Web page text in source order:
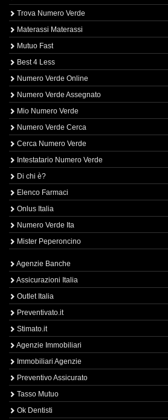
Trova Numero Verde
Materassi Materassi
Mutuo Fast
Best 4 Less
Numero Verde Online
Numero Verde Assegnato
Mio Numero Verde
Numero Verde Cerca
Cerca Numero Verde
Intestatario Numero Verde
Di chi è?
Elenco Farmaci
Onlus Italia
Numero Verde Ita
Mister Peperoncino
Agenzie Banche
Assicurazioni Italia
Outlet Italia
Preventivato.it
Stimato.it
Agenzie Immobiliari
Immobiliari Agenzie
Preventivo Assicurato
Tasso Mutuo
Ok Dentisti